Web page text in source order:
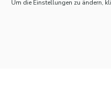
Um die Einstellungen zu ändern,